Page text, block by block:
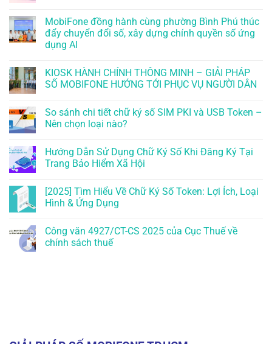
MobiFone đồng hành cùng phường Bình Phú thúc
đẩy chuyển đổi số, xây dựng chính quyền số ứng
dụng AI
KIOSK HÀNH CHÍNH THÔNG MINH – GIẢI PHÁP
SỐ MOBIFONE HƯỚNG TỚI PHỤC VỤ NGƯỜI DÂN
So sánh chi tiết chữ ký số SIM PKI và USB Token –
Nên chọn loại nào?
Hướng Dẫn Sử Dụng Chữ Ký Số Khi Đăng Ký Tại
Trang Bảo Hiểm Xã Hội
[2025] Tìm Hiểu Về Chữ Ký Số Token: Lợi Ích, Loại
Hình & Ứng Dụng
Công văn 4927/CT-CS 2025 của Cục Thuế về
chính sách thuế